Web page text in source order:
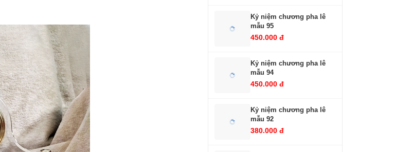
Kỷ niệm chương pha lê
mẫu 95
450.000 đ
Kỷ niệm chương pha lê
mẫu 94
450.000 đ
Kỷ niệm chương pha lê
mẫu 92
380.000 đ